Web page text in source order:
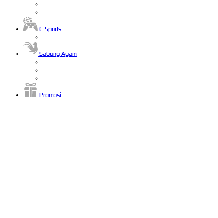
E-Sports
Sabung Ayam
Promosi